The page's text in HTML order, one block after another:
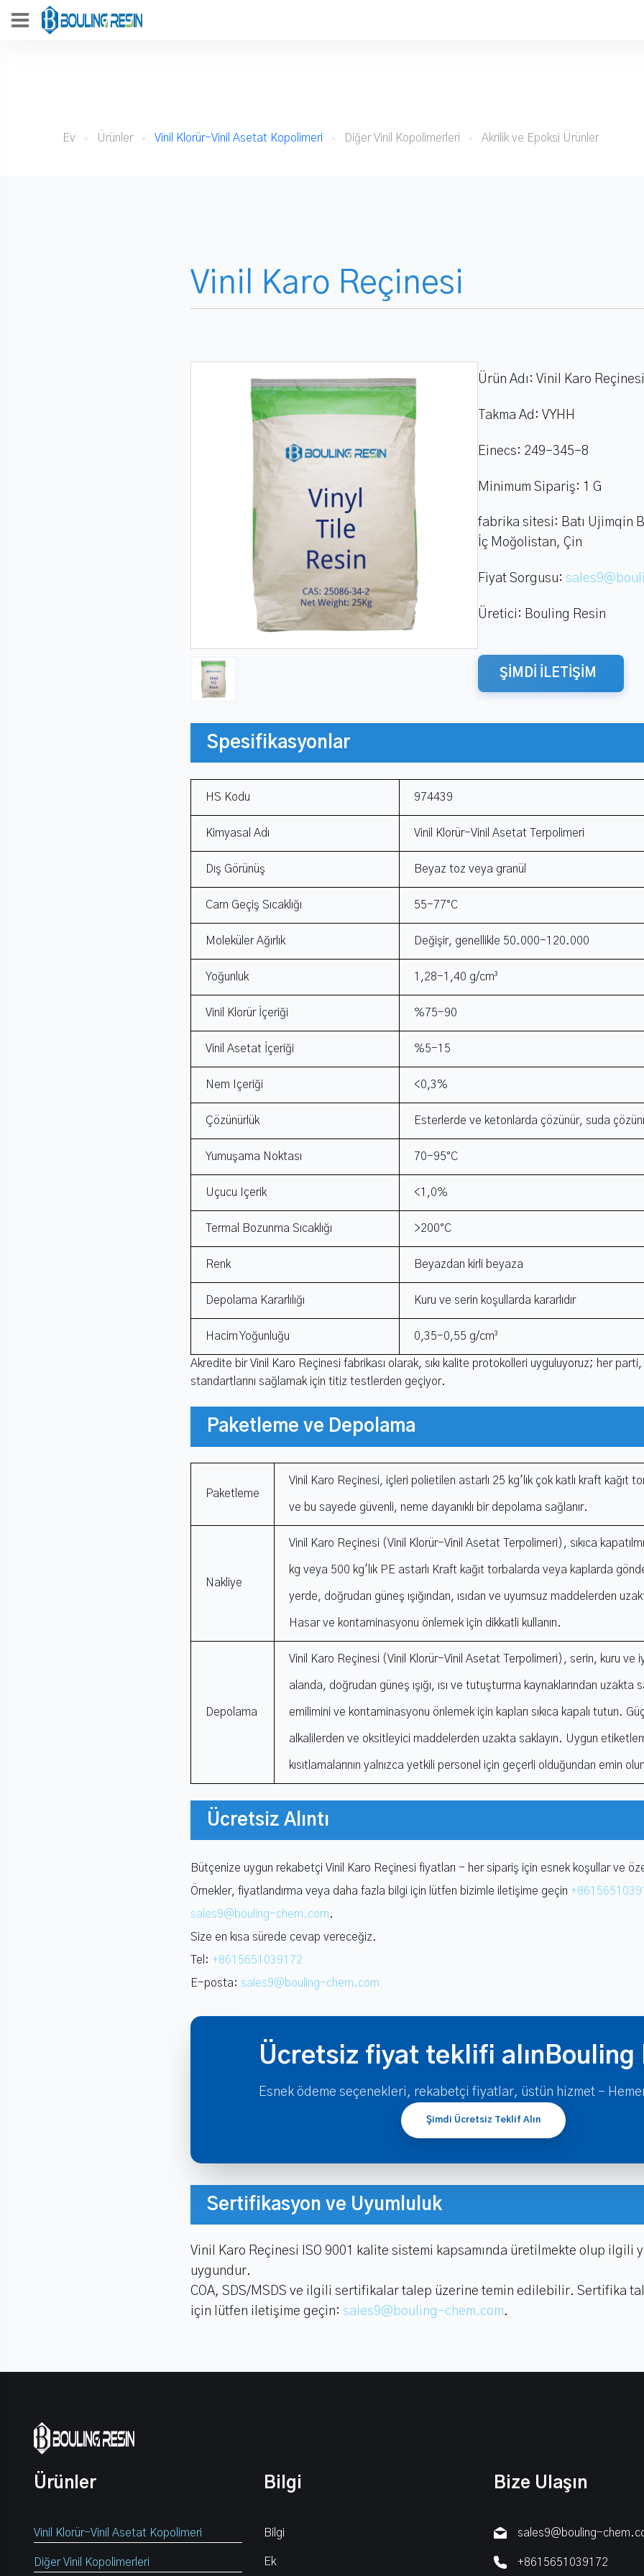
Ev Ürünler Vinil Klorür-Vinil Asetat Kopolimeri Diğer Vinil Kopolimerleri Akrilik ve Epoksi Ürünler
Vinil Karo Reçinesi
Ürün Adı: Vinil Karo
Takma Ad: VYHH
Einecs: 249-345-8
Minimum Sipariş: 1 G
fabrika sitesi: Batı Ujimqin
İç Moğolistan, Çin
Fiyat Sorgusu:
Üretici: Bouling Resin
ŞİMDİ İLETİŞİM
Spesifikasyonlar
HS Kodu 974439
Kimyasal Adı Vinil Klorür-Vinil Asetat Terpolimeri
Dış Görünüş Beyaz toz veya granül
Cam Geçiş Sıcaklığı 55-77°C
Moleküler Ağırlık Değişir, genellikle 50.000-120.000
Yoğunluk 1,28-1,40 g/cm³
Vinil Klorür İçeriği %75-90
Vinil Asetat İçeriği %5-15
Nem Içeriği <0,3%
Çözünürlük Esterlerde ve ketonlarda çözünür, suda
Yumuşama Noktası 70-95°C
Uçucu Içerik <1,0%
Termal Bozunma Sıcaklığı >200°C
Renk Beyazdan kirli beyaza
Depolama Kararlılığı Kuru ve serin koşullarda kararlıdır
Hacim Yoğunluğu 0,35-0,55 g/cm³
Akredite bir Vinil Karo Reçinesi fabrikası olarak, sıkı kalite protokolleri uyguluyoruz; her
standartlarını sağlamak için titiz testlerden geçiyor.
Paketleme ve Depolama
Paketleme
Vinil Karo Reçinesi, içleri polietilen astarlı 25 kg'lık çok katlı kraft kağıt
ve bu sayede güvenli, neme dayanıklı bir depolama sağlanır.
Nakliye
Vinil Karo Reçinesi (Vinil Klorür-Vinil Asetat Terpolimeri), sıkıca
kg veya 500 kg'lık PE astarlı Kraft kağıt torbalarda veya kaplarda
yerde, doğrudan güneş ışığından, ısıdan ve uyumsuz maddelerden
Hasar ve kontaminasyonu önlemek için dikkatli kullanın.
Depolama
Vinil Karo Reçinesi (Vinil Klorür-Vinil Asetat Terpolimeri), serin, kuru ve
alanda, doğrudan güneş ışığı, ısı ve tutuşturma kaynaklarından uzakta
emilimini ve kontaminasyonu önlemek için kapları sıkıca kapalı tutun.
alkalilerden ve oksitleyici maddelerden uzakta saklayın. Uygun
kısıtlamalarının yalnızca yetkili personel için geçerli olduğundan emin
Ücretsiz Alıntı
Bütçenize uygun rekabetçi Vinil Karo Reçinesi fiyatları - her sipariş için esnek koşullar ve
Örnekler, fiyatlandırma veya daha fazla bilgi için lütfen bizimle iletişime geçin
sales9@bouling-chem.com.
Size en kısa sürede cevap vereceğiz.
Tel:+8615651039172
E-posta: sales9@bouling-chem.com
Ücretsiz fiyat teklifi alınBouling
Esnek ödeme seçenekleri, rekabetçi fiyatlar, üstün hizmet -
Şimdi Ücretsiz Teklif Alın
Sertifikasyon ve Uyumluluk
Vinil Karo Reçinesi ISO 9001 kalite sistemi kapsamında üretilmekte olup ilgili
uygundur.
COA, SDS/MSDS ve ilgili sertifikalar talep üzerine temin edilebilir. Sertifika
için lütfen iletişime geçin: sales9@bouling-chem.com.
Ürünler
Vinil Klorür-Vinil Asetat Kopolimeri
Diğer Vinil Kopolimerleri
Bilgi
Bilgi
Ek
Bize Ulaşın
sales9@bouling-
+8615651039172